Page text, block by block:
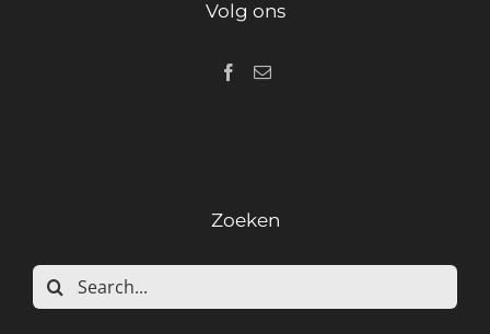
Volg ons
Zoeken
Search
for: